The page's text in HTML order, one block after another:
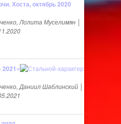
Хоста, октябрь 2020
Лолита Муселимян │
2021»
Даниил Шаблинский │